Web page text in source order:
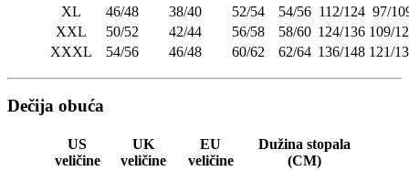
XL
46/48 38/40 52/54 54/56 112/124 97/
XXL
50/52 42/44 56/58 58/60 124/136 109/
XXXL
54/56 46/48 60/62 62/64 136/148 121/
Dečija obuća
US
veličine
UK
veličine
EU
veličine
Dužina stopala
(CM)